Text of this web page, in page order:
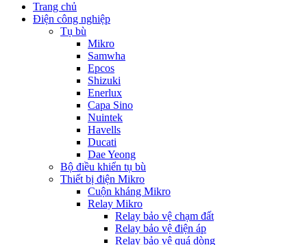
Trang chủ
Điện công nghiệp
Tụ bù
Mikro
Samwha
Epcos
Shizuki
Enerlux
Capa Sino
Nuintek
Havells
Ducati
Dae Yeong
Bộ điều khiển tụ bù
Thiết bị điện Mikro
Cuộn kháng Mikro
Relay Mikro
Relay bảo vệ chạm đất
Relay bảo vệ điện áp
Relay bảo vệ quá dòng